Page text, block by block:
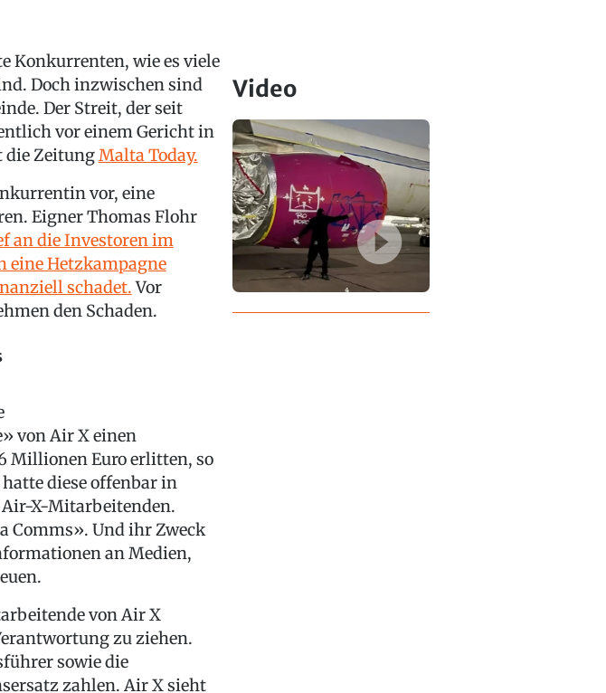
Konkurrenten, wie es viele
Doch inzwischen sind
Der Streit, der seit
vor einem Gericht in
die ZeitungMalta Today.
vor, eine
Eigner Thomas Flohr
an die Investoren im
eine Hetzkampagne
schadet.Vor
den Schaden.
von Air X einen
Millionen Euro erlitten, so
diese offenbar in
X-Mitarbeitenden.
Comms». Und ihr Zweck
an Medien,
von Air X
zu ziehen.
sowie die
zahlen. Air X sieht
Video